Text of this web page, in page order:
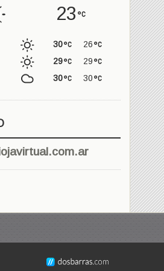
23
26
30
29
29
30
30